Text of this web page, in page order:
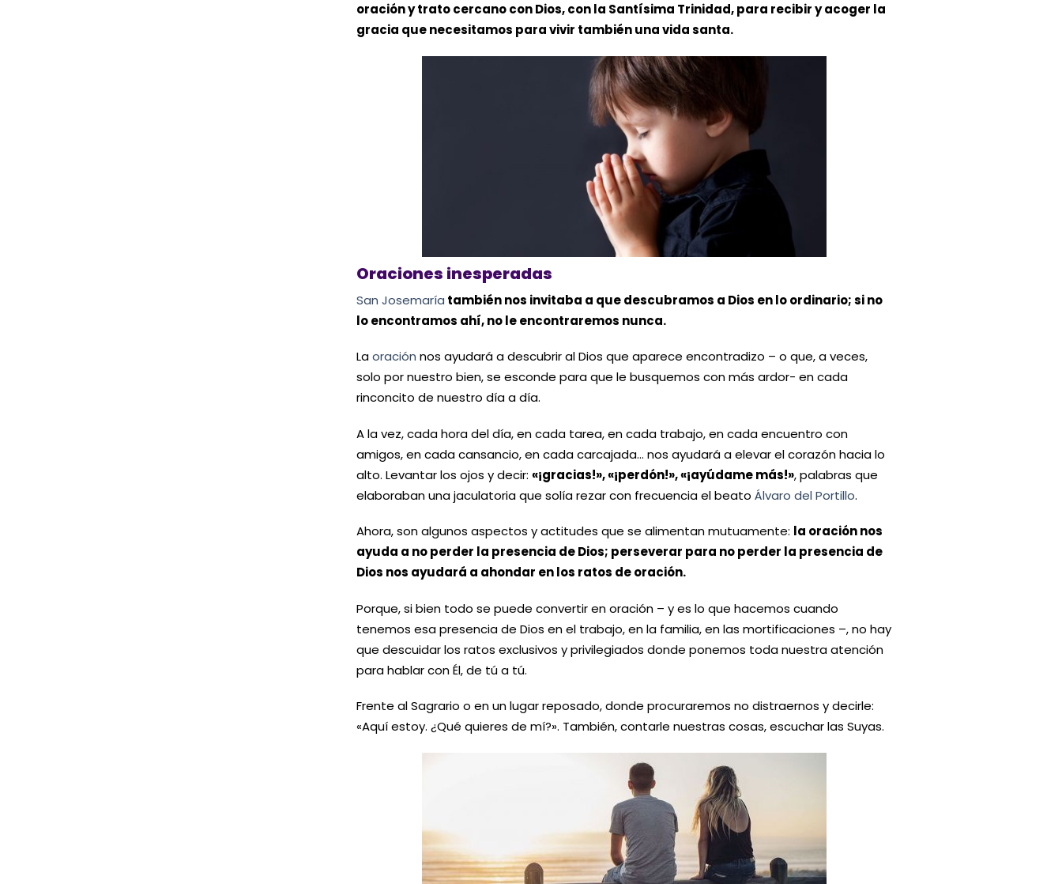
oración y trato cercano con Dios, con la Santísima Trinidad, para recibir y acoger la
gracia que necesitamos para vivir también una vida santa.
Oraciones inesperadas
San Josemaría también nos invitaba a que descubramos a Dios en lo ordinario; si no
lo encontramos ahí, no le encontraremos nunca.
Laoración nos ayudará a descubrir al Dios que aparece encontradizo – o que, a veces,
solo por nuestro bien, se esconde para que le busquemos con más ardor- en cada
rinconcito de nuestro día a día.
A la vez, cada hora del día, en cada tarea, en cada trabajo, en cada encuentro con
amigos, en cada cansancio, en cada carcajada… nos ayudará a elevar el corazón hacia lo
alto. Levantar los ojos y decir: «¡gracias!», «¡perdón!», «¡ayúdame más!», palabras que
elaboraban una jaculatoria que solía rezar con frecuencia el beato Álvaro del Portillo.
Ahora, son algunos aspectos y actitudes que se alimentan mutuamente: la oración nos
ayuda a no perder la presencia de Dios; perseverar para no perder la presencia de
Dios nos ayudará a ahondar en los ratos de oración.
Porque, si bien todo se puede convertir en oración – y es lo que hacemos cuando
tenemos esa presencia de Dios en el trabajo, en la familia, en las mortificaciones –, no hay
que descuidar los ratos exclusivos y privilegiados donde ponemos toda nuestra atención
para hablar con Él, de tú a tú.
Frente al Sagrario o en un lugar reposado, donde procuraremos no distraernos y decirle:
«Aquí estoy. ¿Qué quieres de mí?». También, contarle nuestras cosas, escuchar las Suyas.